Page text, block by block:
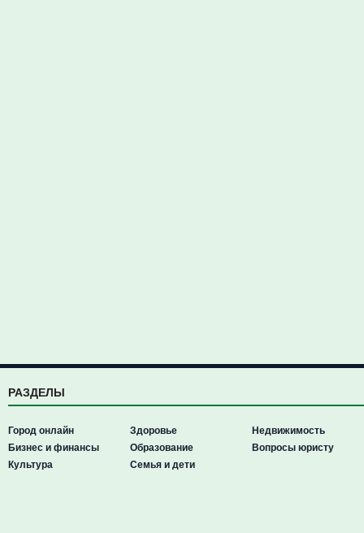
РАЗДЕЛЫ
Город онлайн
Бизнес и финансы
Культура
Здоровье
Образование
Семья и дети
Недвижимость
Вопросы юристу